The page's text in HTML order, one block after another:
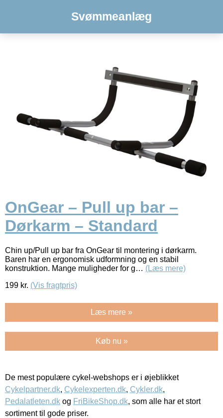
Svømmeanlæg
OnGear – Pull up bar –
Dørkarm – Standard
Chin up/Pull up bar fra OnGear til montering i dørkarm.
Baren har en ergonomisk udformning og en stabil
konstruktion. Mange muligheder for g… (Læs mere)
199 kr. (Vis fragtpris)
Læs mere »
Køb nu »
De mest populære cykel-webshops er i øjeblikket
Cykelpartner.dk, Cykelexperten.dk, Cykler.dk,
Pedalatleten.dk og FriBikeShop.dk, som alle har et stort
sortiment til gode priser.